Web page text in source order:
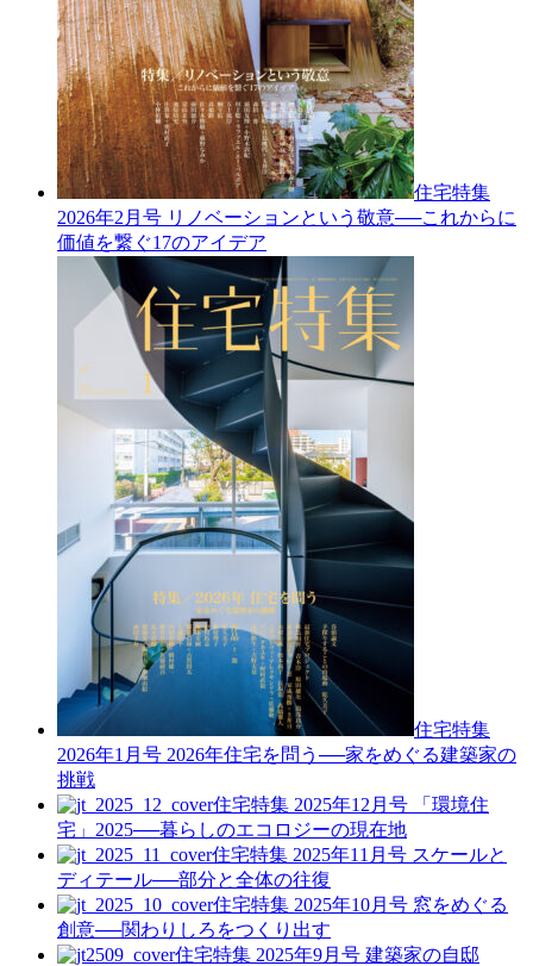
住宅特集
2026年2月号 リノベーションという敬意──これからに
価値を繋ぐ17のアイデア
住宅特集
2026年1月号 2026年住宅を問う──家をめぐる建築家の
挑戦
住宅特集 2025年12月号
「環境住
宅」2025──暮らしのエコロジーの現在地
住宅特集 2025年11月号 スケールと
ディテール──部分と全体の往復
住宅特集 2025年10月号 窓をめぐる
創意──関わりしろをつくり出す
住宅特集 2025年9月号 建築家の自邸